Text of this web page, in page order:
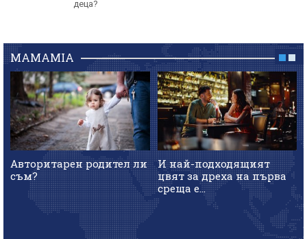
MAMAMIA
Авторитарен родител ли
съм?
И най-подходящият
цвят за дреха на първа
среща е...